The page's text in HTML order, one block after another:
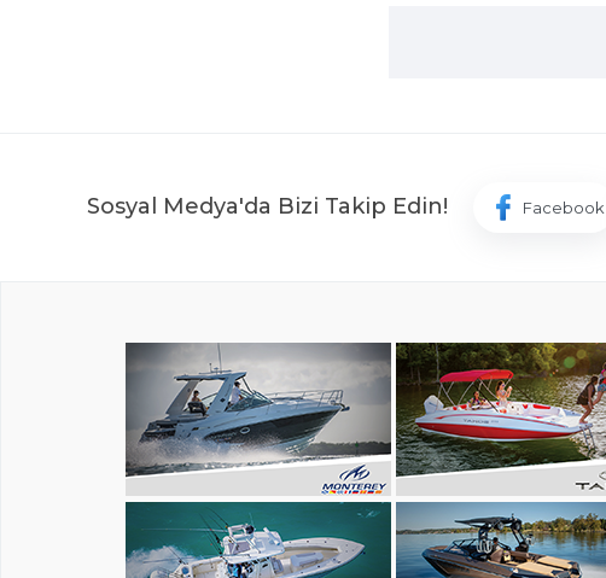
Sosyal Medya'da Bizi Takip Edin! Facebook